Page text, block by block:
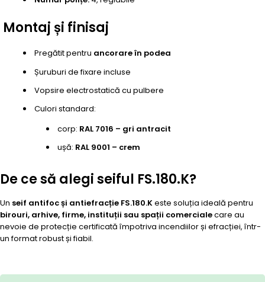
Montaj și finisaj
Pregătit pentru ancorare în podea
Șuruburi de fixare incluse
Vopsire electrostatică cu pulbere
Culori standard:
corp: RAL 7016 – gri antracit
ușă: RAL 9001 – crem
De ce să alegi seiful FS.180.K?
Un seif antifoc și antiefracție FS.180.Keste soluția ideală pentru
birouri, arhive, firme, instituții sau spații comercialecare au
nevoie de protecție certificată împotriva incendiilor și efracției, într-
un format robust și fiabil.